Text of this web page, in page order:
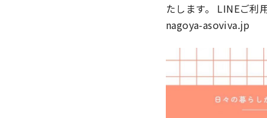
たします。 LINEご利
nagoya-asoviva.jp